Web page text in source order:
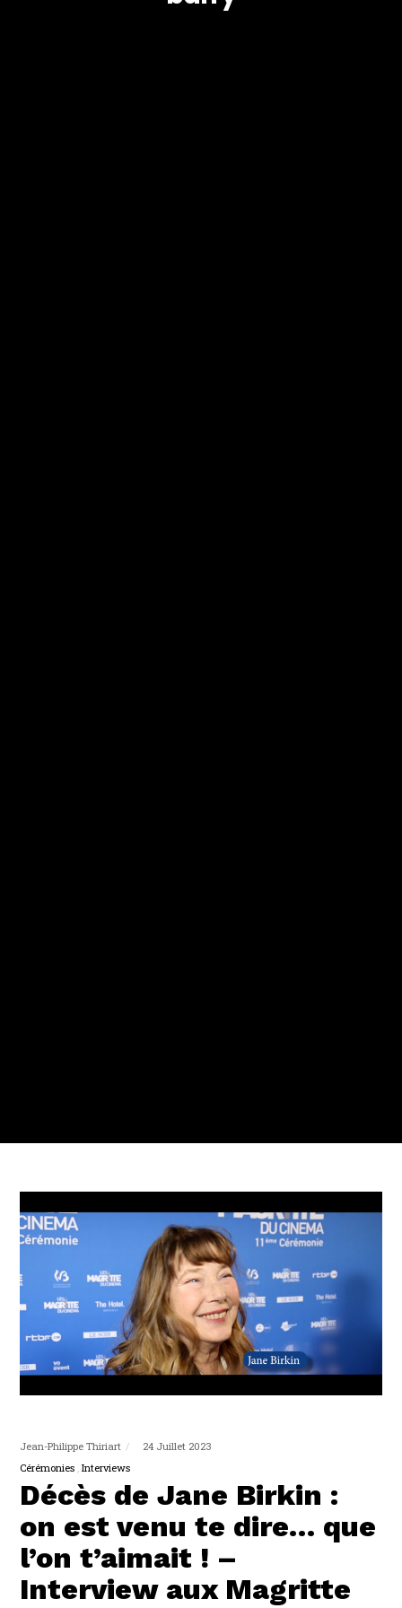
Jean-Philippe Thiriart
24 Juillet 2023
Cérémonies Interviews
Décès de Jane Birkin :
on est venu te dire… que
l’on t’aimait ! –
Interview aux Magritte